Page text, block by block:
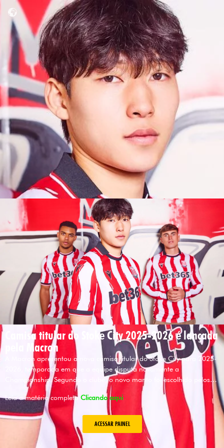
Camisa titular do Stoke City 2025-2026 é lançada
pela Macron
A Macron apresentou a nova camisa titular do Stoke City para 2025-
2026, temporada em que a equipe disputa novamente a
Championship. Segundo o clube, o novo manto foi escolhido pelos…
Leia a matéria completa Clicando aqui
ACESSAR PAINEL